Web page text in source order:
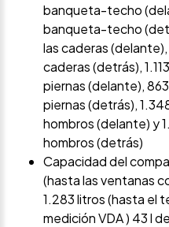
banqueta-techo
banqueta-techo
las caderas
caderas (detrás),
piernas (delante),
piernas (detrás),
hombros (delante) y
hombros (detrás)
Capacidad del
(hasta las ventanas
1.283 litros (hasta el
medición VDA ) 43 l